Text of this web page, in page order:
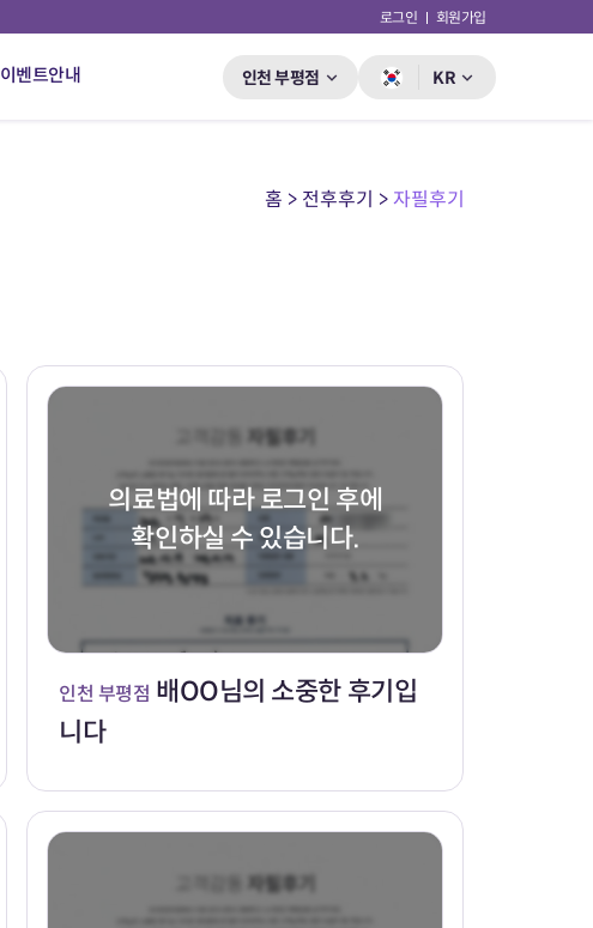
로그인 회원가입
이벤트안내 인천 부평점 KR
홈 > 전후후기 >자필후기
의료법에 따라 로그인 후에
확인하실 수 있습니다.
인천 부평점 배OO님의 소중한 후기입
니다